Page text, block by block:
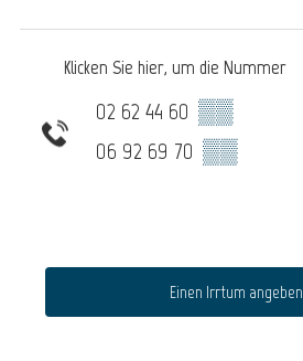
Klicken Sie hier, um die Nummer
02 62 44 60 ▒▒
06 92 69 70 ▒▒
Einen Irrtum angeben